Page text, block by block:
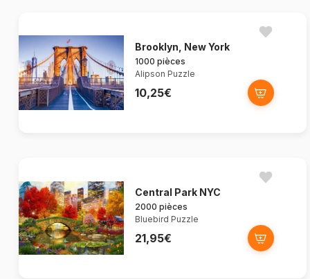
Brooklyn, New York
1000 pièces
Alipson Puzzle
10,25€
Central Park NYC
2000 pièces
Bluebird Puzzle
21,95€